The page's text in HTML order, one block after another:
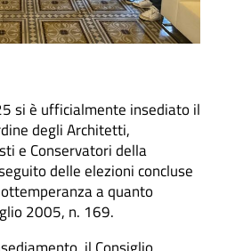
si è ufficialmente insediato il
degli Architetti,
e Conservatori della
delle elezioni concluse
a quanto
2005, n. 169.